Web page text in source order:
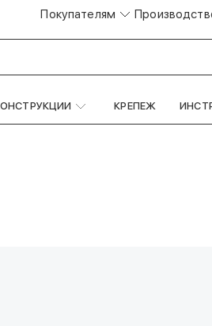
Покупателям
КРЕПЕЖ